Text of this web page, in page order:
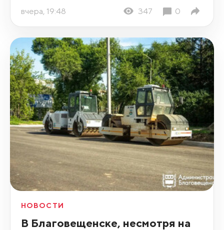
вчера, 19:48 347 0
НОВОСТИ
В Благовещенске, несмотря на